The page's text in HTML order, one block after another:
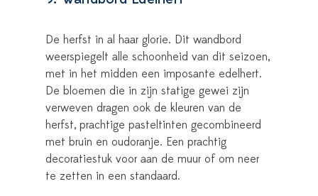
De herfst in al haar glorie. Dit wandbord
weerspiegelt alle schoonheid van dit seizoen,
met in het midden een imposante edelhert.
De bloemen die in zijn statige gewei zijn
verweven dragen ook de kleuren van de
herfst, prachtige pasteltinten gecombineerd
met bruin en oudoranje. Een prachtig
decoratiestuk voor aan de muur of om neer
te zetten in een standaard.